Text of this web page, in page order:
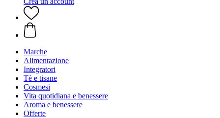
Marche
Alimentazione
Integratori
Tè e tisane
Cosmesi
Vita quotidiana e benessere
Aroma e benessere
Offerte